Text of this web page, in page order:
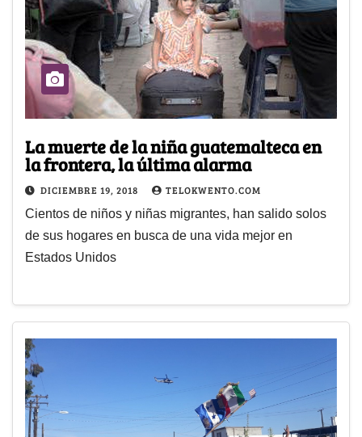
La muerte de la niña guatemalteca en
la frontera, la última alarma
DICIEMBRE 19, 2018 TELOKWENTO.COM
Cientos de niños y niñas migrantes, han salido solos
de sus hogares en busca de una vida mejor en
Estados Unidos